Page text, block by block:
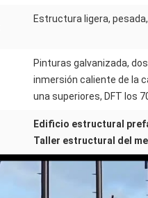
Estructura ligera,
Pinturas galvanizada,
inmersión caliente de la
una superiores, DFT los
Edificio estructural
Taller estructural del